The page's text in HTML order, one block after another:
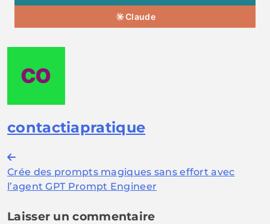
Claude
contactiapratique
Navigation
de
Crée des prompts magiques sans effort avec
l’agent GPT Prompt Engineer
Laisser un commentaire